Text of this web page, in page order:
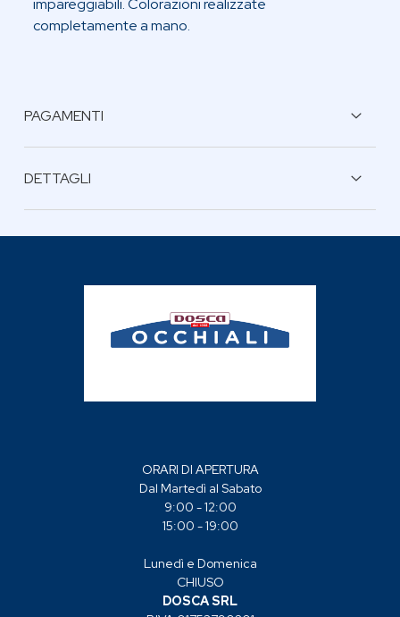
impareggiabili. Colorazioni realizzate
completamente a mano.
PAGAMENTI
DETTAGLI
ORARI DI APERTURA
Dal Martedì al Sabato
9:00 - 12:00
15:00 - 19:00
Lunedì e Domenica
CHIUSO
DOSCA SRL